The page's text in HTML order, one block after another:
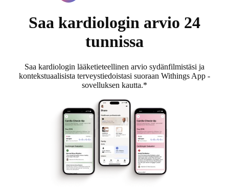
Saa kardiologin arvio 24
tunnissa
Saa kardiologin lääketieteellinen arvio sydänfilmistäsi ja
kontekstuaalisista terveystiedoistasi suoraan Withings App -
sovelluksen kautta.*